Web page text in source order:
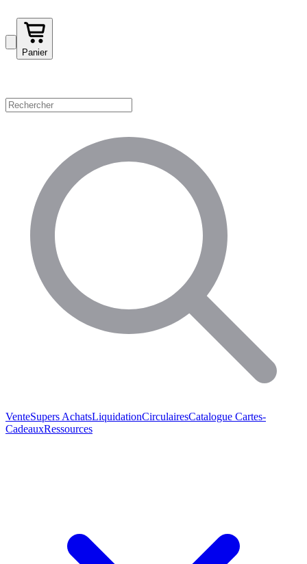
Panier
VenteSupers AchatsLiquidationCirculairesCatalogue Cartes-
CadeauxRessources